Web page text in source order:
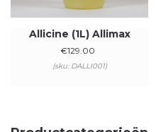
Allicine (1L) Allimax
€129.00
(sku: DALLI001)